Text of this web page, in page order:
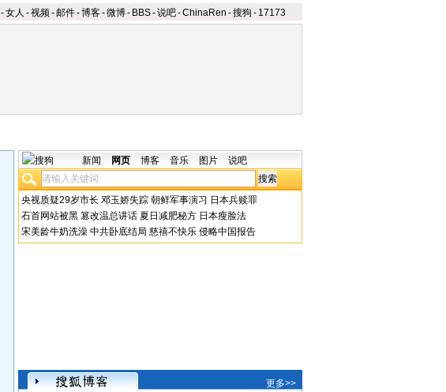
-女人 -视频-邮件-博客-微博- BBS-说吧-ChinaRen -搜狗 - 17173
新闻 网页 博客 音乐 图片 说吧
央视质疑29岁市长 邓玉娇失踪 朝鲜军事演习 日本兵赎罪
石首网站被黑 篡改温总讲话 夏日减肥秘方 日本瘦脸法
宋美龄牛奶洗澡 中共卧底结局 慈禧不快乐 侵略中国报告
更多>>